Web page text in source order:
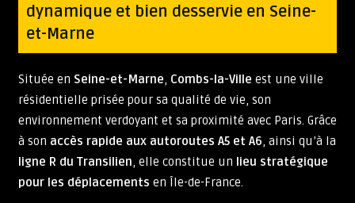
dynamique et bien desservie en Seine-
et-Marne
Située en Seine-et-Marne, Combs-la-Ville est une ville
résidentielle prisée pour sa qualité de vie, son
environnement verdoyant et sa proximité avec Paris. Grâce
à son accès rapide aux autoroutes A5 et A6, ainsi qu’à la
ligne R du Transilien, elle constitue un lieu stratégique
pour les déplacements en Île-de-France.